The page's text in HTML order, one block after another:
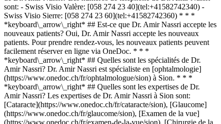
sont: - Swiss Visio Valère: [058 274 23 40](tel:+41582742340) -
Swiss Visio Sierre: [058 274 23 60](tel:+41582742360) * * *
*keyboard\_arrow\_right* ## Est-ce que Dr. Amir Nassri accepte les
nouveaux patients? Oui, Dr. Amir Nassri accepte les nouveaux
patients. Pour prendre rendez-vous, les nouveaux patients peuvent
facilement réserver en ligne via OneDoc. * * *
*keyboard\_arrow\_right* ## Quelles sont les spécialités de Dr.
Amir Nassri? Dr. Amir Nassri est spécialiste en [ophtalmologie]
(https://www.onedoc.ch/fr/ophtalmologue/sion) à Sion. * * *
*keyboard\_arrow\_right* ## Quelles sont les expertises de Dr.
Amir Nassri? Les expertises de Dr. Amir Nassri à Sion sont:
[Cataracte](https://www.onedoc.ch/fr/cataracte/sion), [Glaucome]
(https://www.onedoc.ch/fr/glaucome/sion), [Examen de la vue]
(https://www.onedoc.ch/fr/examen-de-la-vue/sion), [Chirurgie de la